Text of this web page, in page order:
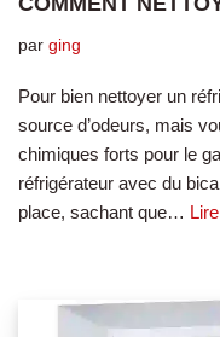
par ging
Pour bien nettoyer un
source d’odeurs, mais
chimiques forts pour le
réfrigérateur avec du
place, sachant que…